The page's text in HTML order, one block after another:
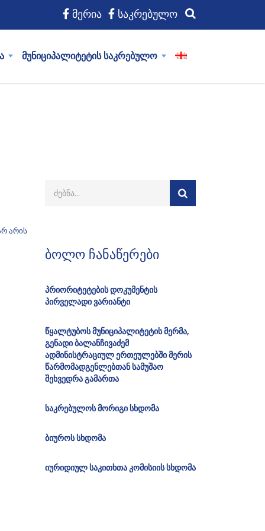
მერია საკრებულო
მუნიციპალიტეტის საკრებულო
არის
ბოლო ჩანაწერები
პრიორიტეტების დოკუმენტის
პირველადი ვარიანტი
წყალტუბოს მუნიციპალიტეტის მერმა,
გენადი ბალანჩივაძემ
ადმინისტრაციულ ერთეულებში მერის
წარმომადგენლებთან სამუშაო
შეხვედრა გამართა
საკრებულოს მორიგი სხდომა
ბიუროს სხდომა
იურიდიულ საკითხთა კომისიის სხდომა